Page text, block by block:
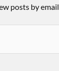
posts by email.